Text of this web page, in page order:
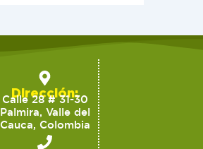
Dirección:
Calle 28 # 31-30
Palmira, Valle del
Cauca, Colombia